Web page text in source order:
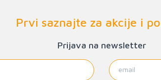
Prvi saznajte za akcije i
Prijava na newsletter